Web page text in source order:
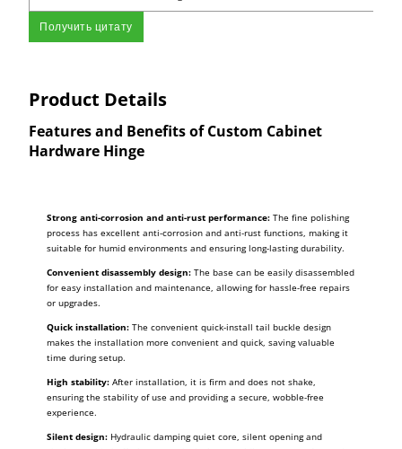
Получить цитату
Product Details
Features and Benefits of Custom Cabinet
Hardware Hinge
Strong anti-corrosion and anti-rust performance:The fine polishing
process has excellent anti-corrosion and anti-rust functions, making it
suitable for humid environments and ensuring long-lasting durability.
Convenient disassembly design: The base can be easily disassembled
for easy installation and maintenance, allowing for hassle-free repairs
or upgrades.
Quick installation:The convenient quick-install tail buckle design
makes the installation more convenient and quick, saving valuable
time during setup.
High stability:After installation, it is firm and does not shake,
ensuring the stability of use and providing a secure, wobble-free
experience.
Silent design: Hydraulic damping quiet core, silent opening and